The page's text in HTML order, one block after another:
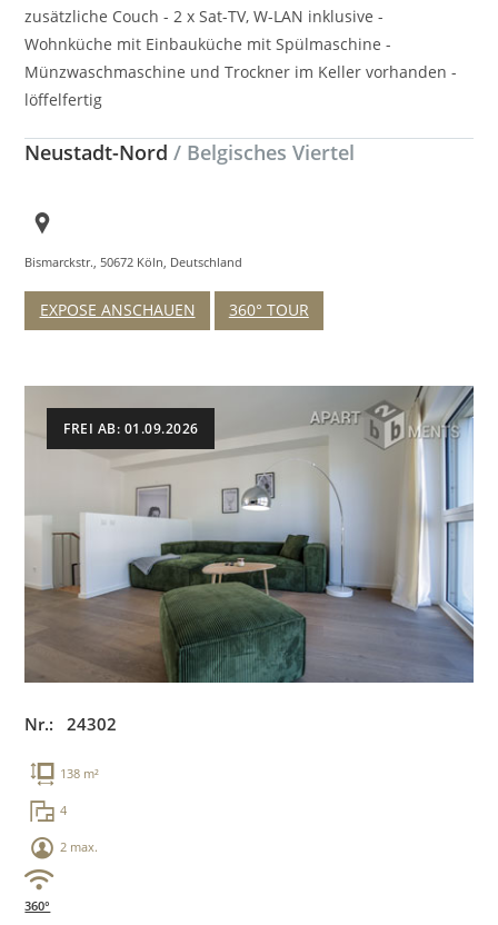
zusätzliche Couch - 2 x Sat-TV, W-LAN inklusive -
Wohnküche mit Einbauküche mit Spülmaschine -
Münzwaschmaschine und Trockner im Keller vorhanden -
löffelfertig
Neustadt-Nord/ Belgisches Viertel
Bismarckstr., 50672 Köln, Deutschland
EXPOSE ANSCHAUEN 360° TOUR
FREI AB: 01.09.2026
Nr.: 24302
138 m²
4
2 max.
360°